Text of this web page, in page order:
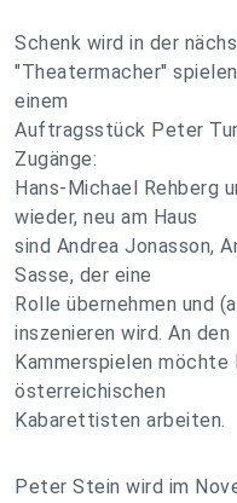
Schenk wird in der
"Theatermacher"
einem
Auftragsstück Peter
Zugänge:
Hans-Michael Rehberg
wieder, neu am Haus
sind Andrea Jonasson,
Sasse, der eine
Rolle übernehmen und
inszenieren wird. An den
Kammerspielen
österreichischen
Kabarettisten arbeiten.
Peter Stein wird im